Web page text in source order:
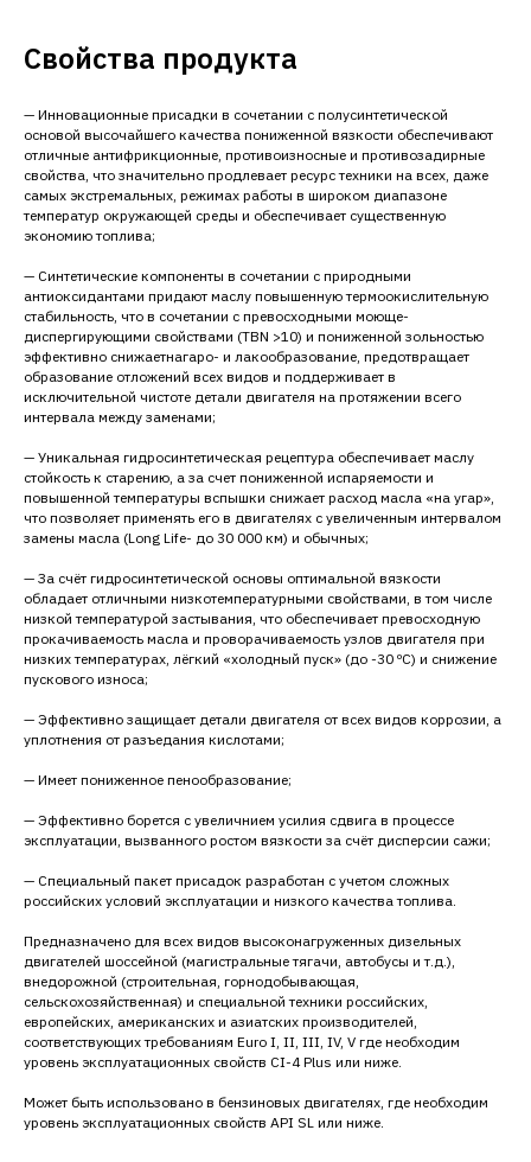
Свойства продукта
— Инновационные присадки в сочетании с полусинтетической
основой высочайшего качества пониженной вязкости обеспечивают
отличные антифрикционные, противоизносные и противозадирные
свойства, что значительно продлевает ресурс техники на всех, даже
самых экстремальных, режимах работы в широком диапазоне
температур окружающей среды и обеспечивает существенную
экономию топлива;
— Синтетические компоненты в сочетании с природными
антиоксидантами придают маслу повышенную термоокислительную
стабильность, что в сочетании с превосходными моюще-
диспергирующими свойствами (TBN >10) и пониженной зольностью
эффективно снижаетнагаро- и лакообразование, предотвращает
образование отложений всех видов и поддерживает в
исключительной чистоте детали двигателя на протяжении всего
интервала между заменами;
— Уникальная гидросинтетическая рецептура обеспечивает маслу
стойкость к старению, а за счет пониженной испаряемости и
повышенной температуры вспышки снижает расход масла «на угар»,
что позволяет применять его в двигателях с увеличенным интервалом
замены масла (Long Life- до 30 000 км) и обычных;
— За счёт гидросинтетической основы оптимальной вязкости
обладает отличными низкотемпературными свойствами, в том числе
низкой температурой застывания, что обеспечивает превосходную
прокачиваемость масла и проворачиваемость узлов двигателя при
низких температурах, лёгкий «холодный пуск» (до -30 ºC) и снижение
пускового износа;
— Эффективно защищает детали двигателя от всех видов коррозии, а
уплотнения от разъедания кислотами;
— Имеет пониженное пенообразование;
— Эффективно борется с увеличнием усилия сдвига в процессе
эксплуатации, вызванного ростом вязкости за счёт дисперcии сажи;
— Специальный пакет присадок разработан с учетом сложных
российских условий эксплуатации и низкого качества топлива.
Предназначено для всех видов высоконагруженных дизельных
двигателей шоссейной (магистральные тягачи, автобусы и т.д.),
внедорожной (строительная, горнодобывающая,
сельскохозяйственная) и специальной техники российских,
европейских, американских и азиатских производителей,
соответствующих требованиям Euro I, II, III, IV, V где необходим
уровень эксплуатационных свойств CI-4 Plus или ниже.
Может быть использовано в бензиновых двигателях, где необходим
уровень эксплуатационных свойств API SL или ниже.